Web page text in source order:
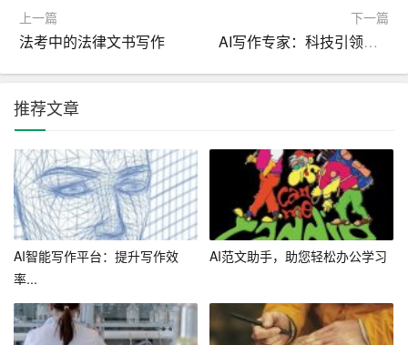
5. 实时互动反馈
AI写作助手网页版还提供了实时互动反馈功能，用户在写
作过程中，可以随时向助手提问或寻求建议，助手会尽快
给出解答，帮助用户解决写作难题。
三、使用体验
1. 简洁易用的界面
AI写作助手网页版的界面设计简洁大方，用户易于上手。
主界面分为写作建议、智能改写、段落优化、文章生成和
实时互动五个部分，用户可以根据需求选择相应功能。
2. 智能高效的写作辅助
上一篇
法考中的法律文书写作
下一篇
AI写作专家：科技引领创意潮流
推荐文章
AI智能写作平台：提升写作效
率...
AI范文助手，助您轻松办公学习